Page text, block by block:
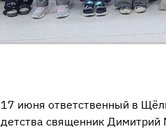
17 июня ответственный в
детства священник Димитрий